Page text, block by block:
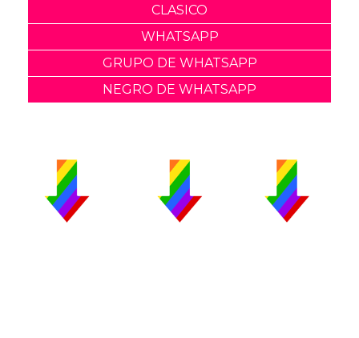
CLASICO
WHATSAPP
GRUPO DE WHATSAPP
NEGRO DE WHATSAPP